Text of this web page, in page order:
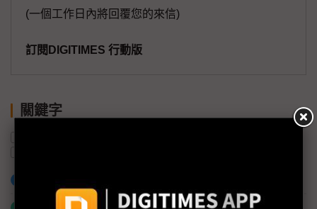
(一個工作日內將回覆您的來信)
訂閱DIGITIMES 行動版
關鍵字